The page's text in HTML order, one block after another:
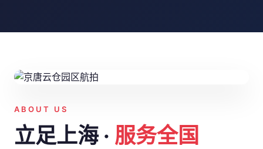
ABOUT US
立足上海 · 服务全国